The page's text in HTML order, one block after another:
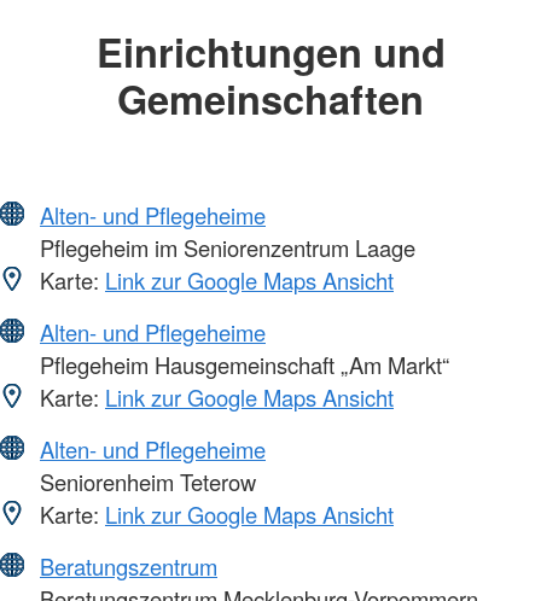
Einrichtungen und
Gemeinschaften
Alten- und Pflegeheime
Pflegeheim im Seniorenzentrum Laage
Karte: Link zur Google Maps Ansicht
Alten- und Pflegeheime
Pflegeheim Hausgemeinschaft „Am Markt“
Karte: Link zur Google Maps Ansicht
Alten- und Pflegeheime
Seniorenheim Teterow
Karte: Link zur Google Maps Ansicht
Beratungszentrum